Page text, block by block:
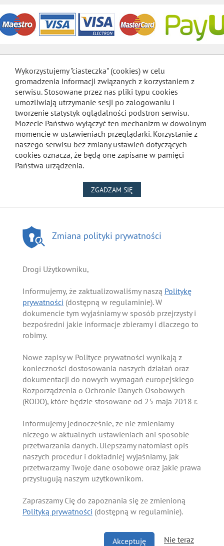
Wykorzystujemy "ciasteczka" (cookies) w celu
gromadzenia informacji związanych z korzystaniem z
serwisu. Stosowane przez nas pliki typu cookies
umożliwiają utrzymanie sesji po zalogowaniu i
tworzenie statystyk oglądalności podstron serwisu.
Możecie Państwo wyłączyć ten mechanizm w dowolnym
momencie w ustawieniach przeglądarki. Korzystanie z
naszego serwisu bez zmiany ustawień dotyczących
cookies oznacza, że będą one zapisane w pamięci
Państwa urządzenia.
ZGADZAM SIĘ
Zmiana polityki prywatności
Drogi Użytkowniku,
Informujemy, że zaktualizowaliśmy naszą Politykę
prywatności (dostępną w regulaminie). W
dokumencie tym wyjaśniamy w sposób przejrzysty i
bezpośredni jakie informacje zbieramy i dlaczego to
robimy.
Nowe zapisy w Polityce prywatności wynikają z
konieczności dostosowania naszych działań oraz
dokumentacji do nowych wymagań europejskiego
Rozporządzenia o Ochronie Danych Osobowych
(RODO), które będzie stosowane od 25 maja 2018 r.
Informujemy jednocześnie, że nie zmieniamy
niczego w aktualnych ustawieniach ani sposobie
przetwarzania danych. Ulepszamy natomiast opis
naszych procedur i dokładniej wyjaśniamy, jak
przetwarzamy Twoje dane osobowe oraz jakie prawa
przysługują naszym użytkownikom.
Zapraszamy Cię do zapoznania się ze zmienioną
Polityką prywatności (dostępną w regulaminie).
Akceptuję Nie teraz